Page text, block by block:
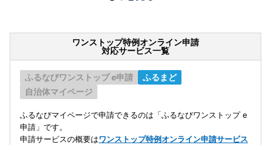
ワンストップ特例オンライン申請
対応サービス一覧
ふるなびワンストップ e申請
ふるまど
自治体マイページ
ふるなびマイページで申請できるのは「ふるなびワンストップ e
申請」です。
申請サービスの概要はワンストップ特例オンライン申請サービス